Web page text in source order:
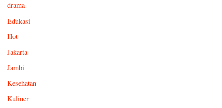
drama
Edukasi
Hot
Jakarta
Jambi
Kesehatan
Kuliner